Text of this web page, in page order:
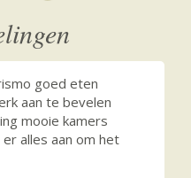
goed eten
aan te bevelen
mooie kamers
alles aan om het